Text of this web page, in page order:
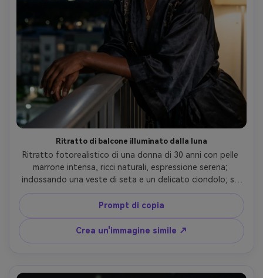
Ritratto di balcone illuminato dalla luna
Ritratto fotorealistico di una donna di 30 anni con pelle
marrone intensa, ricci naturali, espressione serena;
indossando una veste di seta e un delicato ciondolo; su
un balcone con nuvole di luna e stelle sullo sfondo; chiave
di luce di luna morbida dall'alto, luce pratica delicata calda
dall'interno come riempimento; Canon R5, 85mm f/1.2;
Inquadratura spalla su, cielo spaziale negativo; umore
tranquillo e intimo; Pori realistici, luci sottili, struttura
Prompt di copia
Crea un'immagine simile ↗